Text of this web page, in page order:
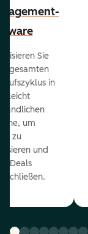
Sie
gesamten
in
leicht
um
zu
und
Deals